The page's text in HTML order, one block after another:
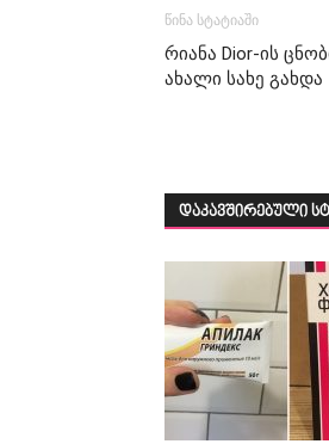
წინა სტატიაში
რიანა Dior-ის
ახალი სახე გახდა
დაკავშირებული